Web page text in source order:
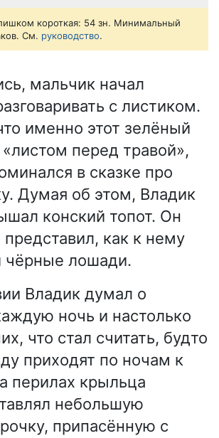
короткая: 54 зн. Минимальный
См. руководство.
мальчик начал
с листиком.
именно этот зелёный
перед травой»,
в сказке про
Думая об этом, Владик
конский топот. Он
как к нему
чёрные лошади.
Владик думал о
ночь и настолько
что стал считать, будто
приходят по ночам к
перилах крыльца
небольшую
припасённую с